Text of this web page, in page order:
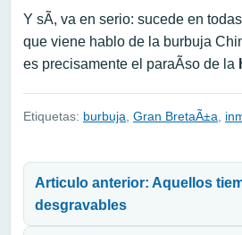
Y sÃ­, va en serio: sucede en
que viene hablo de la burbuja
es precisamente el paraÃ­so de la
Etiquetas: burbuja Gran BretaÃ±a
Articulo anterior: Aquellos
desgravables